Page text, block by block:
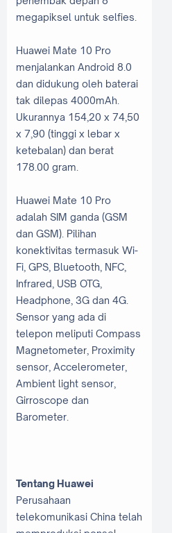
megapiksel untuk selfies.
Huawei Mate 10 Pro
menjalankan Android 8.0
dan didukung oleh baterai
tak dilepas 4000mAh.
Ukurannya 154,20 x 74,50
x 7,90 (tinggi x lebar x
ketebalan) dan berat
178.00 gram.
Huawei Mate 10 Pro
adalah SIM ganda (GSM
dan GSM). Pilihan
konektivitas termasuk Wi-
Fi, GPS, Bluetooth, NFC,
Infrared, USB OTG,
Headphone, 3G dan 4G.
Sensor yang ada di
telepon meliputi Compass
Magnetometer, Proximity
sensor, Accelerometer,
Ambient light sensor,
Girroscope dan
Barometer.
Tentang Huawei
Perusahaan
telekomunikasi China telah